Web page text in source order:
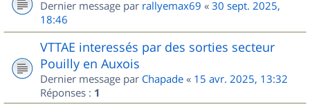
Dernier message par rallyemax69 « 30 sept. 2025,
18:46
VTTAE interessés par des sorties secteur
Pouilly en Auxois
Dernier message par Chapade « 15 avr. 2025, 13:32
Réponses : 1